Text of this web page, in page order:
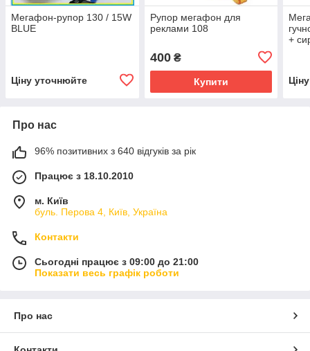
Мегафон-рупор 130 / 15W
BLUE
Ціну уточнюйте
Рупор мегафон для
реклами 108
400₴
Купити
+
Про нас
96% позитивних з 640 відгуків за рік
Працює з 18.10.2010
м. Київ
буль. Перова 4, Київ, Україна
Контакти
Сьогодні працює з 09:00 до 21:00
Показати весь графік роботи
Про нас